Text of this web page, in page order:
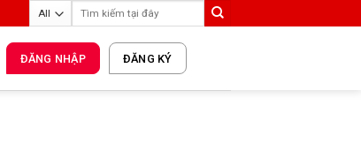
ĐĂNG NHẬP ĐĂNG KÝ